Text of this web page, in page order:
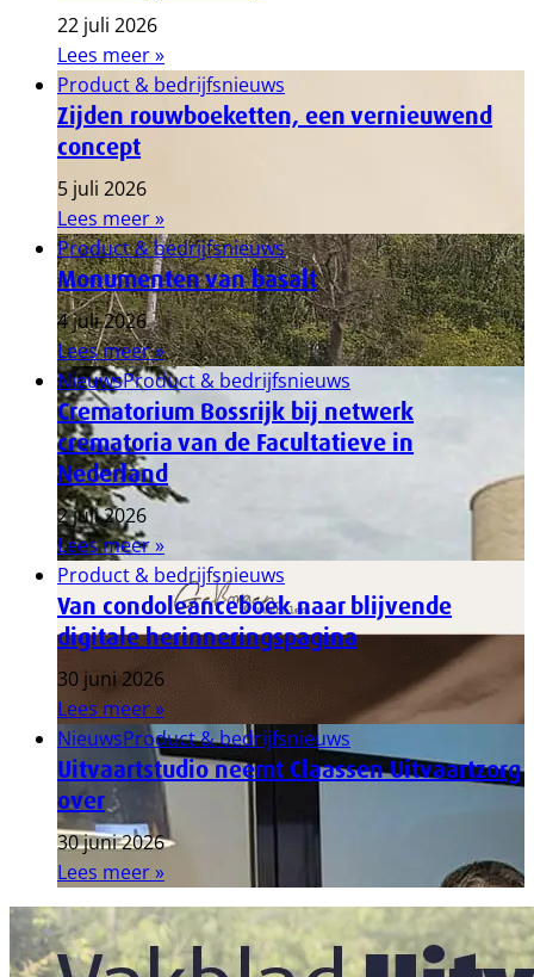
22 juli 2026
Lees meer »
Product & bedrijfsnieuws
Zijden rouwboeketten, een vernieuwend
concept
5 juli 2026
Lees meer »
Product & bedrijfsnieuws
Monumenten van basalt
4 juli 2026
Lees meer »
NieuwsProduct & bedrijfsnieuws
Crematorium Bossrijk bij netwerk
crematoria van de Facultatieve in
Nederland
2 juli 2026
Lees meer »
Product & bedrijfsnieuws
Van condoleanceboek naar blijvende
digitale herinneringspagina
30 juni 2026
Lees meer »
NieuwsProduct & bedrijfsnieuws
Uitvaartstudio neemt Claassen Uitvaartzorg
over
30 juni 2026
Lees meer »